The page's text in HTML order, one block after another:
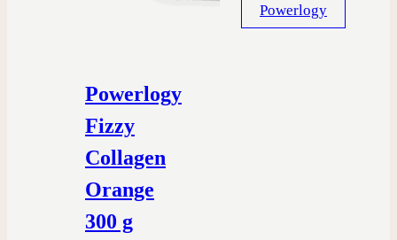
Powerlogy
Fizzy
Collagen
Orange
300 g
cena
cena
Powerlogy